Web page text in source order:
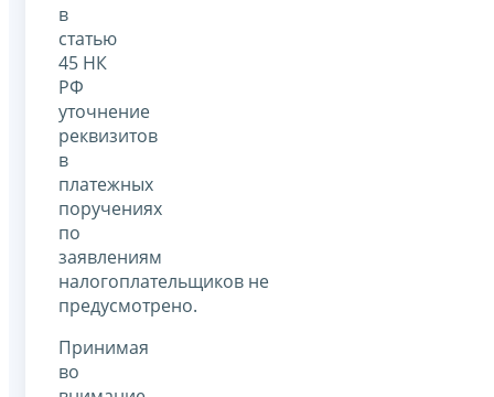
в
статью
45 НК
РФ
уточнение
реквизитов
в
платежных
поручениях
по
заявлениям
налогоплательщиков не
предусмотрено.
Принимая
во